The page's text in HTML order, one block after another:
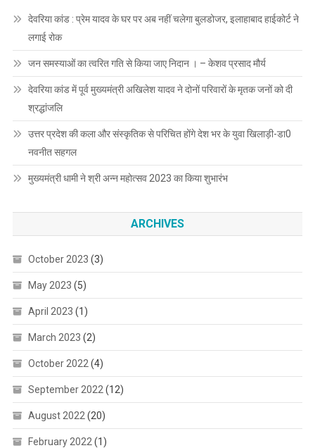
देवरिया कांड : प्रेम यादव के घर पर अब नहीं चलेगा बुलडोजर, इलाहाबाद हाईकोर्ट ने
लगाई रोक
जन समस्याओं का त्वरित गति से किया जाए निदान । – केशव प्रसाद मौर्य
देवरिया कांड में पूर्व मुख्यमंत्री अखिलेश यादव ने दोनों परिवारों के मृतक जनों को दी
श्रद्धांजलि
उत्तर प्रदेश की कला और संस्कृतिक से परिचित होंगे देश भर के युवा खिलाड़ी-डा0
नवनीत सहगल
मुख्यमंत्री धामी ने श्री अन्न महोत्सव 2023 का किया शुभारंभ
ARCHIVES
October 2023 (3)
May 2023 (5)
April 2023 (1)
March 2023 (2)
October 2022 (4)
September 2022 (12)
August 2022 (20)
February 2022 (1)